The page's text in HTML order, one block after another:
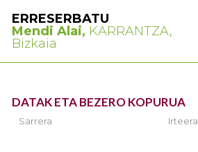
ERRESERBATU
Mendi Alai, KARRANTZA,
Bizkaia
DATAK ETA BEZERO KOPURUA
Sarrera Irteera